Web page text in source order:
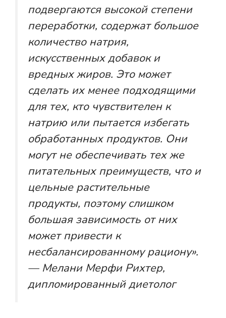
подвергаются высокой степени
переработки, содержат большое
количество натрия,
искусственных добавок и
вредных жиров. Это может
сделать их менее подходящими
для тех, кто чувствителен к
натрию или пытается избегать
обработанных продуктов. Они
могут не обеспечивать тех же
питательных преимуществ, что и
цельные растительные
продукты, поэтому слишком
большая зависимость от них
может привести к
несбалансированному рациону».
— Мелани Мерфи Рихтер,
дипломированный диетолог